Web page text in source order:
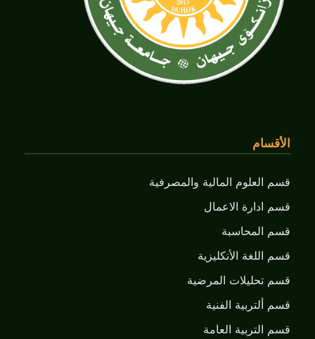
الأقسام
قسم العلوم المالية والمصرفية
قسم ادارة الاعمال
قسم المحاسبة
قسم اللغة الأنكليزية
قسم تحليلات المرضية
قسم ألتربية الفنية
قسم التربية العامة